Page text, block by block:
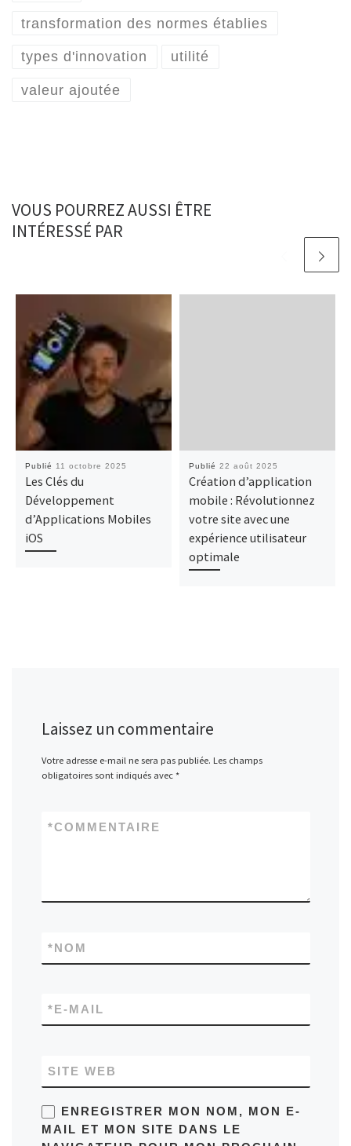
transformation des normes établies
types d'innovation utilité
valeur ajoutée
VOUS POURREZ AUSSI ÊTRE
INTÉRESSÉ PAR
Publié 11 octobre 2025
Les Clés du
Développement
d’Applications Mobiles
iOS
Publié 22 août 2025
Création d’application
mobile : Révolutionnez
votre site avec une
expérience utilisateur
optimale
Laissez un commentaire
Votre adresse e-mail ne sera pas publiée. Les champs
obligatoires sont indiqués avec *
COMMENTAIRE
*
NOM
*
E-MAIL
*
SITE WEB
ENREGISTRER MON NOM, MON E-
MAIL ET MON SITE DANS LE